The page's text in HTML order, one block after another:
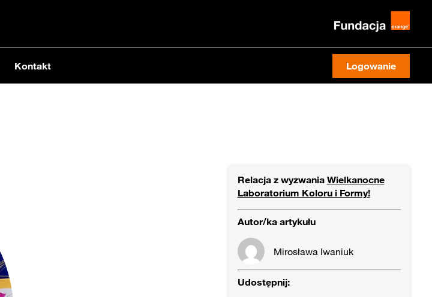
Kontakt Logowanie
Relacja z wyzwania Wielkanocne
Laboratorium Koloru i Formy!
Autor/ka artykułu
Mirosława Iwaniuk
Udostępnij: